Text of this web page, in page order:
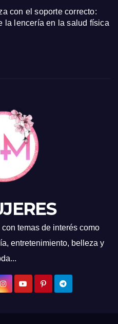
con el soporte correcto:
la lencería en la salud física
temas de interés como
entretenimiento, belleza y